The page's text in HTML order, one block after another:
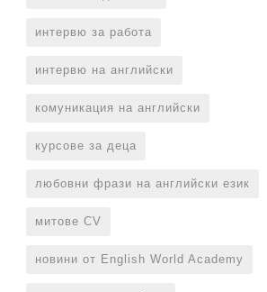
интервю за работа
интервю на английски
комуникация на английски
курсове за деца
любовни фрази на английски език
митове CV
новини от English World Academy